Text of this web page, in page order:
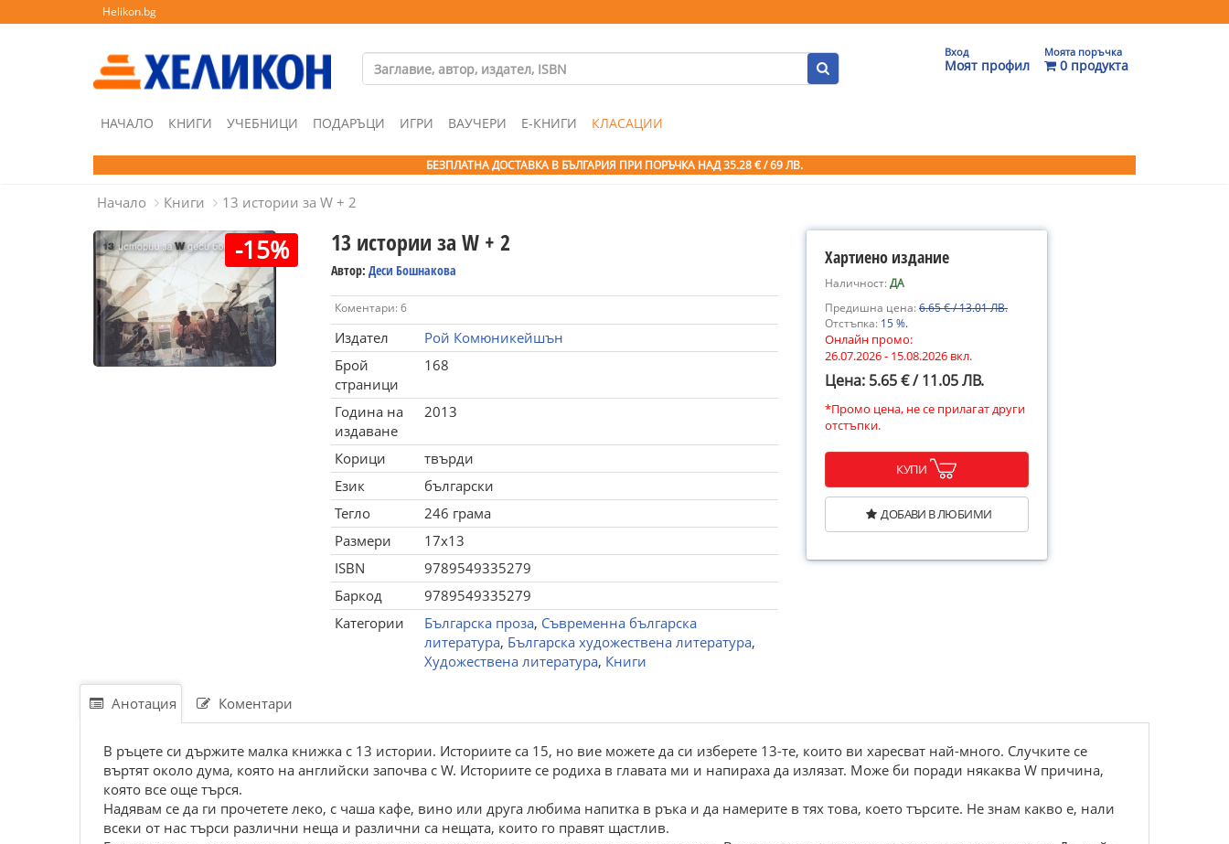
Helikon.bg
Вход
Моят профил
Моята поръчка
0 продукта
НАЧАЛО КНИГИ УЧЕБНИЦИ ПОДАРЪЦИ ИГРИ ВАУЧЕРИ Е-КНИГИ КЛАСАЦИИ
БЕЗПЛАТНА ДОСТАВКА В БЪЛГАРИЯ ПРИ ПОРЪЧКА НАД 35.28 € / 69 ЛВ.
Начало Книги 13 истории за W + 2
-15% 13 истории за W + 2
Автор: Деси Бошнакова
Коментари: 6
Издател
Рой Комюникейшън
Брой
страници
168
Година на
издаване
2013
Корици
твърди
Език
български
Тегло
246 грама
Размери
17x13
ISBN
9789549335279
Баркод
9789549335279
Категории
Българска проза, Съвременна българска
литература, Българска художествена литература,
Художествена литература, Книги
Хартиено издание
Наличност:ДА
Предишна цена:6.65 € / 13.01 ЛВ.
Отстъпка: 15 %.
Онлайн промо:
26.07.2026 - 15.08.2026 вкл.
Цена: 5.65 € / 11.05 ЛВ.
*Промо цена, не се прилагат други
отстъпки.
КУПИ
ДОБАВИ В ЛЮБИМИ
Анотация Коментари
В ръцете си държите малка книжка с 13 истории. Историите са 15, но вие можете да си изберете 13-те, които ви харесват най-много. Случките се
въртят около дума, която на английски започва с W. Историите се родиха в главата ми и напираха да излязат. Може би поради някаква W причина,
която все още търся.
Надявам се да ги прочетете леко, с чаша кафе, вино или друга любима напитка в ръка и да намерите в тях това, което търсите. Не знам какво е, нали
всеки от нас търси различни неща и различни са нещата, които го правят щастлив.